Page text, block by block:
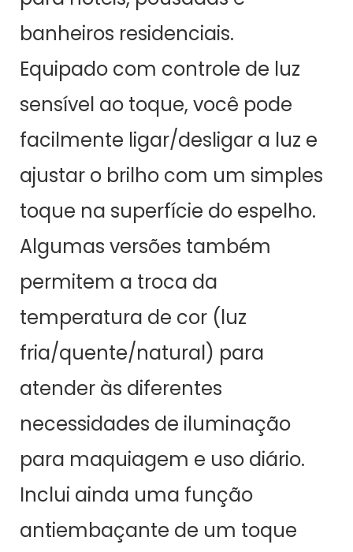
banheiros residenciais.
Equipado com controle de luz
sensível ao toque, você pode
facilmente ligar/desligar a luz e
ajustar o brilho com um simples
toque na superfície do espelho.
Algumas versões também
permitem a troca da
temperatura de cor (luz
fria/quente/natural) para
atender às diferentes
necessidades de iluminação
para maquiagem e uso diário.
Inclui ainda uma função
antiembaçante de um toque